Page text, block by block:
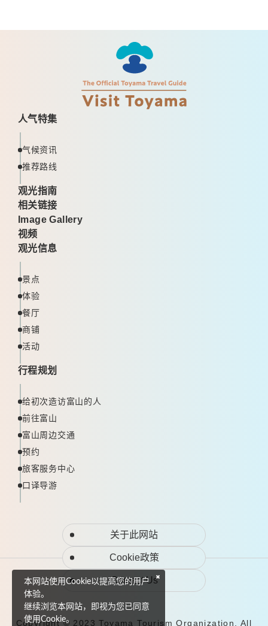
人气特集
气候资讯
推荐路线
观光指南
相关链接
Image Gallery
视频
观光信息
景点
体验
餐厅
商铺
活动
行程规划
给初次造访富山的人
前往富山
富山周边交通
预约
旅客服务中心
口译导游
关于此网站
Cookie政策
Contact Us
Copyright © 2023 Toyama Tourism Organization. All
本网站使用Cookie以提高您的用户
体验。
继续浏览本网站，即视为您已同意
使用Cookie。